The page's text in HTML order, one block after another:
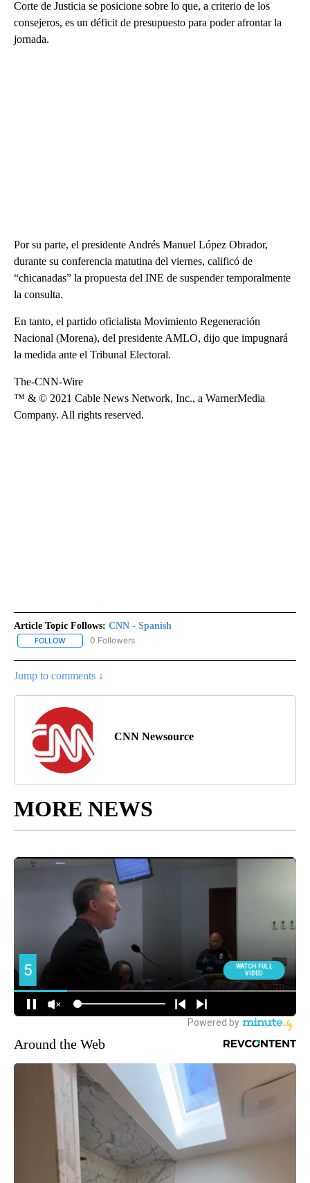
Corte de Justicia se posicione sobre lo que, a criterio de los
consejeros, es un déficit de presupuesto para poder afrontar la
jornada.
Por su parte, el presidente Andrés Manuel López Obrador,
durante su conferencia matutina del viernes, calificó de
“chicanadas” la propuesta del INE de suspender temporalmente
la consulta.
En tanto, el partido oficialista Movimiento Regeneración
Nacional (Morena), del presidente AMLO, dijo que impugnará
la medida ante el Tribunal Electoral.
The-CNN-Wire
™ & © 2021 Cable News Network, Inc., a WarnerMedia
Company. All rights reserved.
Article Topic Follows: CNN - Spanish
FOLLOW FOLLOW "CNN - SPANISH" TO RECEIVE NOTIFICATIONS ABOUT
0 Followers
Jump to comments ↓
CNN Newsource
MORE NEWS
Around the Web